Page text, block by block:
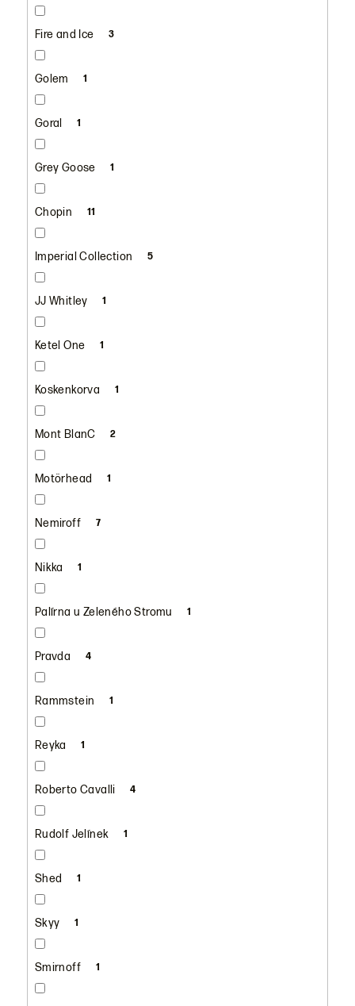
Fire and Ice 3
Golem 1
Goral 1
Grey Goose 1
Chopin 11
Imperial Collection 5
JJ Whitley 1
Ketel One 1
Koskenkorva 1
Mont BlanC 2
Motörhead 1
Nemiroff 7
Nikka 1
Palírna u Zeleného Stromu 1
Pravda 4
Rammstein 1
Reyka 1
Roberto Cavalli 4
Rudolf Jelínek 1
Shed 1
Skyy 1
Smirnoff 1